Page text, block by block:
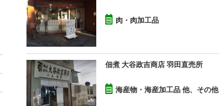
肉・肉加工品
佃煮 大谷政吉商店 羽田直売所
海産物・海産加工品 他、その他